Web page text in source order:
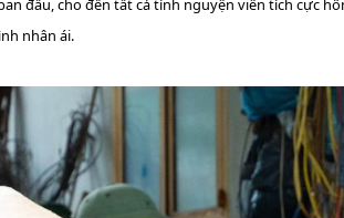
đầu, cho đến tất cả tình nguyện viên tích cực
nhân ái.